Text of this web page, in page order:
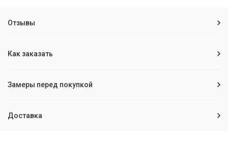
Отзывы
Как заказать
Замеры перед покупкой
Доставка